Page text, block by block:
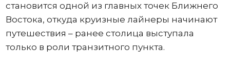
становится одной из главных точек Ближнего
Востока, откуда круизные лайнеры начинают
путешествия – ранее столица выступала
только в роли транзитного пункта.